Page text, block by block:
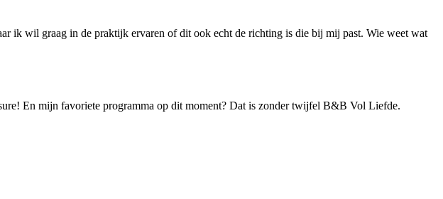
ik wil graag in de praktijk ervaren of dit ook echt de richting is die bij mij past. Wie weet wat
En mijn favoriete programma op dit moment? Dat is zonder twijfel B&B Vol Liefde.